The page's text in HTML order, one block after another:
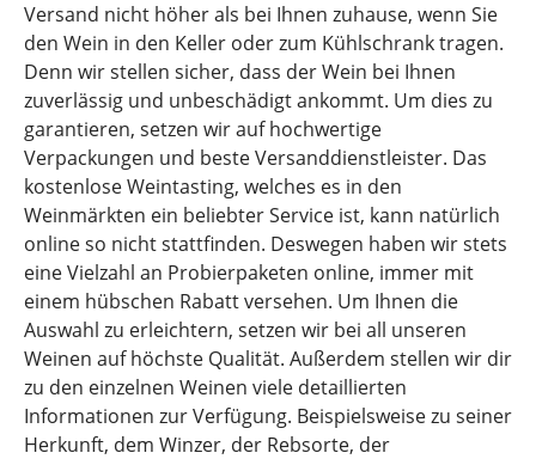
Versand nicht höher als bei Ihnen zuhause, wenn Sie
den Wein in den Keller oder zum Kühlschrank tragen.
Denn wir stellen sicher, dass der Wein bei Ihnen
zuverlässig und unbeschädigt ankommt. Um dies zu
garantieren, setzen wir auf hochwertige
Verpackungen und beste Versanddienstleister. Das
kostenlose Weintasting, welches es in den
Weinmärkten ein beliebter Service ist, kann natürlich
online so nicht stattfinden. Deswegen haben wir stets
eine Vielzahl an Probierpaketen online, immer mit
einem hübschen Rabatt versehen. Um Ihnen die
Auswahl zu erleichtern, setzen wir bei all unseren
Weinen auf höchste Qualität. Außerdem stellen wir dir
zu den einzelnen Weinen viele detaillierten
Informationen zur Verfügung. Beispielsweise zu seiner
Herkunft, dem Winzer, der Rebsorte, der